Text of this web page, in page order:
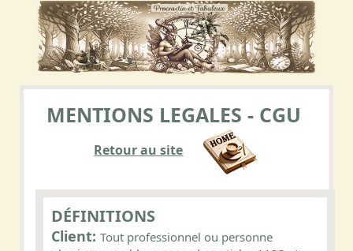
MENTIONS LEGALES - CGU
Retour au site
DÉFINITIONS
Client: Tout professionnel ou personne